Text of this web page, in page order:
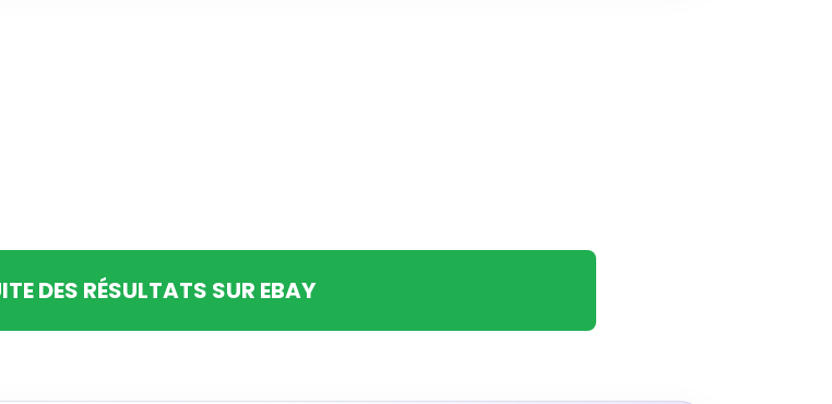
DES RÉSULTATS SUR EBAY